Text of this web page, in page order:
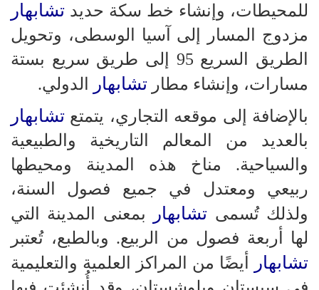
للمحيطات، وإنشاء خط سكة حديد تشابهار
مزدوج المسار إلى آسيا الوسطى، وتحويل
الطريق السريع 95 إلى طريق سريع بستة
مسارات، وإنشاء مطار تشابهار
الدولي.
بالإضافة إلى موقعه التجاري، يتمتع تشابهار
بالعديد من المعالم التاريخية والطبيعية
والسياحية. مناخ هذه المدينة ومحيطها
ربيعي ومعتدل في جميع فصول السنة،
ولذلك تُسمى تشابهار
بمعنى المدينة التي
لها أربعة فصول من الربيع. وبالطبع، تُعتبر
تشابهار
أيضًا من المراكز العلمية والتعليمية